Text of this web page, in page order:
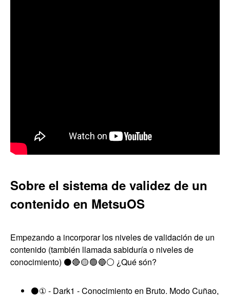
Sobre el sistema de validez de un
contenido en MetsuOS
Empezando a incorporar los niveles de validación de un
contenido (también llamada sabiduría o niveles de
conocimiento) ⚫🔴 🟡 🟢 🔵⚪ ¿Qué són?
⚫① - Dark1 - Conocimiento en Bruto. Modo Cuñao,